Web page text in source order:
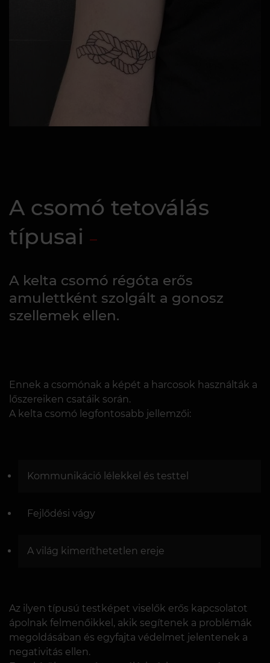
A csomó tetoválás
típusai
A kelta csomó régóta erős
amulettként szolgált a gonosz
szellemek ellen.
Ennek a csomónak a képét a harcosok használták a
lőszereiken csatáik során.
A kelta csomó legfontosabb jellemzői:
Kommunikáció lélekkel és testtel
Fejlődési vágy
A világ kimeríthetetlen ereje
Az ilyen típusú testképet viselők erős kapcsolatot
ápolnak felmenőikkel, akik segítenek a problémák
megoldásában és egyfajta védelmet jelentenek a
negativitás ellen.